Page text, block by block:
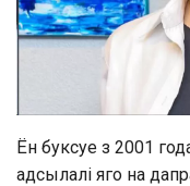
Ён буксуе з 2001
адсылалі яго на